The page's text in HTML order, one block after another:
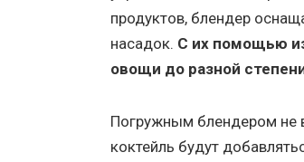
продуктов, блендер
насадок. С их помощью
овощи до разной
Погружным блендером не
коктейль будут